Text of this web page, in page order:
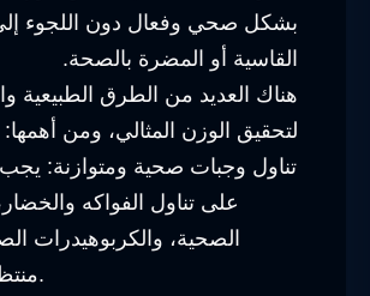
بشكل صحي وفعال دون اللجوء
القاسية أو المضرة بالصحة.
هناك العديد من الطرق الطبيعية
لتحقيق الوزن المثالي، ومن أهمها:
على تناول الفواكه
الصحية، والكربوهيدرات
منتظم ومتوازن.